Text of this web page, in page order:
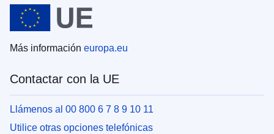
Más información europa.eu
Contactar con la UE
Llámenos al 00 800 6 7 8 9 10 11
Utilice otras opciones telefónicas